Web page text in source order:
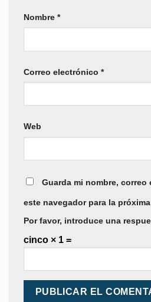
Nombre *
Correo electrónico *
Web
Guarda mi nombre,
este navegador para la
Por favor, introduce una
cinco × 1 =